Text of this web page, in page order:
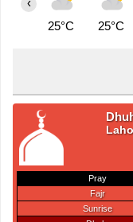
25°C 25°C
‹